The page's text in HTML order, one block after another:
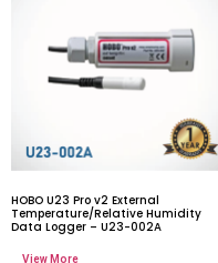
HOBO U23 Pro v2 External
Temperature/Relative Humidity
Data Logger – U23-002A